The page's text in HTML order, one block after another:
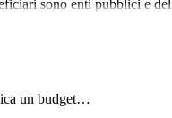
sono enti pubblici e del
un budget…